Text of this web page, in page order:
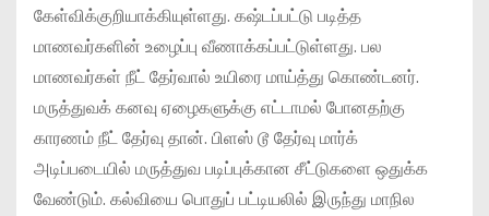
கேள்விக்குறியாக்கியுள்ளது. கஷ்டப்பட்டு படித்த
மாணவர்களின் உழைப்பு வீணாக்கப்பட்டுள்ளது. பல
மாணவர்கள் நீட் தேர்வால் உயிரை மாய்த்து கொண்டனர்.
மருத்துவக் கனவு ஏழைகளுக்கு எட்டாமல் போனதற்கு
காரணம் நீட் தேர்வு தான். பிளஸ் டூ தேர்வு மார்க்
அடிப்படையில் மருத்துவ படிப்புக்கான சீட்டுகளை ஒதுக்க
வேண்டும். கல்வியை பொதுப் பட்டியலில் இருந்து மாநில